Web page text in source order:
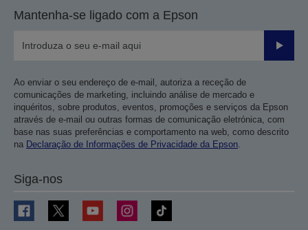
Mantenha-se ligado com a Epson
Enviar
Ao enviar o seu endereço de e-mail, autoriza a receção de
comunicações de marketing, incluindo análise de mercado e
inquéritos, sobre produtos, eventos, promoções e serviços da Epson
através de e-mail ou outras formas de comunicação eletrónica, com
base nas suas preferências e comportamento na web, como descrito
na Declaração de Informações de Privacidade da Epson.
Siga-nos